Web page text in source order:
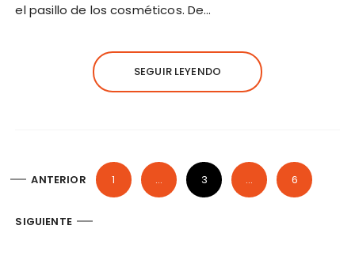
el pasillo de los cosméticos. De…
SEGUIR LEYENDO
v
ANTERIOR 1 … 3 … 6
SIGUIENTE